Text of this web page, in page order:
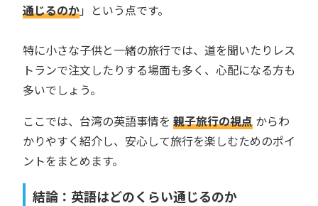
通じるのか」という点です。
特に小さな子供と一緒の旅行では、道を聞いたりレス
トランで注文したりする場面も多く、心配になる方も
多いでしょう。
ここでは、台湾の英語事情を 親子旅行の視点 からわ
かりやすく紹介し、安心して旅行を楽しむためのポイ
ントをまとめます。
結論：英語はどのくらい通じるのか